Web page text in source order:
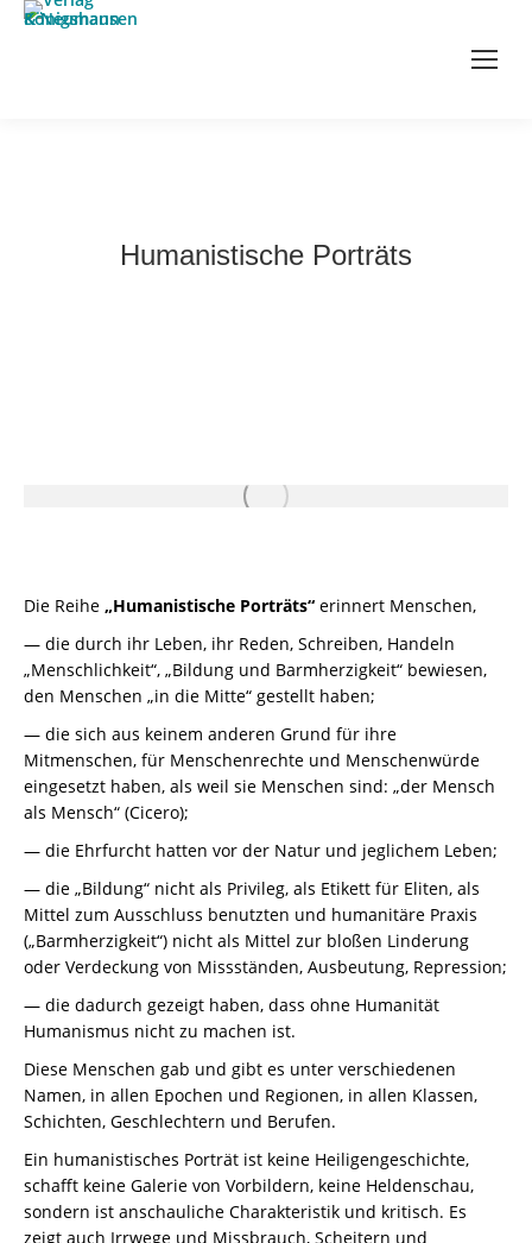
Humanistische Porträts
Die Reihe „Humanistische Porträts“ erinnert Menschen,
— die durch ihr Leben, ihr Reden, Schreiben, Handeln
„Menschlichkeit“, „Bildung und Barmherzigkeit“ bewiesen,
den Menschen „in die Mitte“ gestellt haben;
— die sich aus keinem anderen Grund für ihre
Mitmenschen, für Menschenrechte und Menschenwürde
eingesetzt haben, als weil sie Menschen sind: „der Mensch
als Mensch“ (Cicero);
— die Ehrfurcht hatten vor der Natur und jeglichem Leben;
— die „Bildung“ nicht als Privileg, als Etikett für Eliten, als
Mittel zum Ausschluss benutzten und humanitäre Praxis
(„Barmherzigkeit“) nicht als Mittel zur bloßen Linderung
oder Verdeckung von Missständen, Ausbeutung, Repression;
— die dadurch gezeigt haben, dass ohne Humanität
Humanismus nicht zu machen ist.
Diese Menschen gab und gibt es unter verschiedenen
Namen, in allen Epochen und Regionen, in allen Klassen,
Schichten, Geschlechtern und Berufen.
Ein humanistisches Porträt ist keine Heiligengeschichte,
schafft keine Galerie von Vorbildern, keine Heldenschau,
sondern ist anschauliche Charakteristik und kritisch. Es
zeigt auch Irrwege und Missbrauch, Scheitern und